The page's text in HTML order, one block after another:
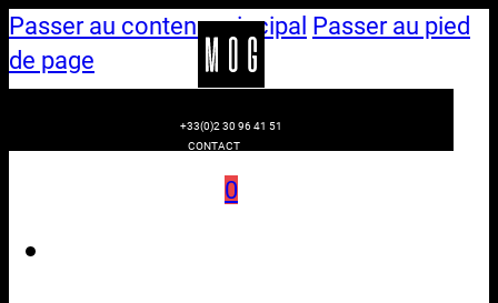
Passer au contenu principal Passer au pied
de page
+33(0)2 30 96 41 51
CONTACT
0